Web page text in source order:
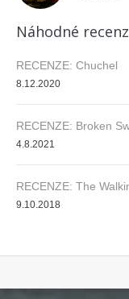
Náhodné
RECENZE: Chuchel
8.12.2020
RECENZE: Broken
4.8.2021
RECENZE: The
9.10.2018